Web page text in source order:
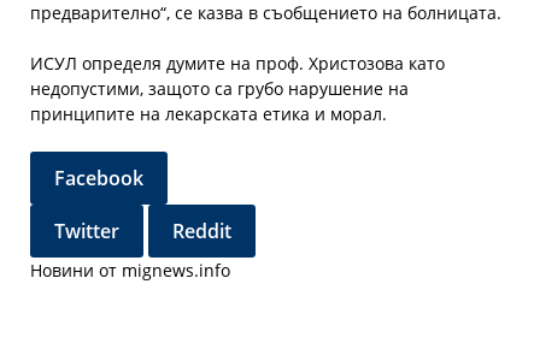
предварително“, се казва в съобщението на болницата.
ИСУЛ определя думите на проф. Христозова като
недопустими, защото са грубо нарушение на
принципите на лекарската етика и морал.
Facebook
Twitter
Reddit
Новини от mignews.info